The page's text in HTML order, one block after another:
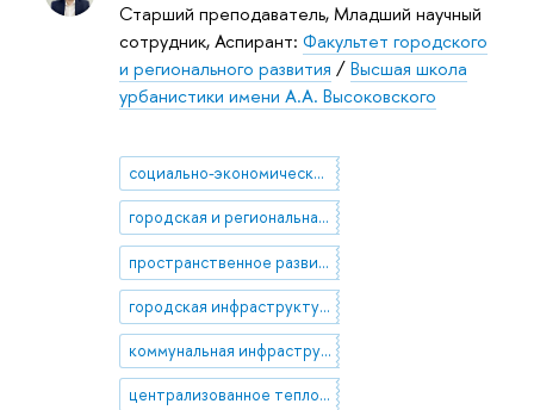
Старший преподаватель, Младший научный
сотрудник, Аспирант: Факультет городского
и регионального развития /Высшая школа
урбанистики имени А.А. Высоковского
социально-экономическая география
городская и региональная экономика
пространственное развитие городов
городская инфраструктура
коммунальная инфраструктура
централизованное теплоснабжение